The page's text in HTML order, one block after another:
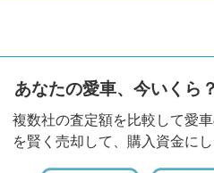
あなたの愛車、今いくら？
複数社の査定額を比較して愛
を賢く売却して、購入資金に